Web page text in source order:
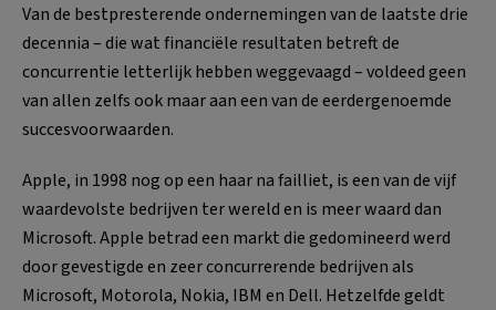
Van de bestpresterende ondernemingen van de laatste drie
decennia – die wat financiële resultaten betreft de
concurrentie letterlijk hebben weggevaagd – voldeed geen
van allen zelfs ook maar aan een van de eerdergenoemde
succesvoorwaarden.
Apple, in 1998 nog op een haar na failliet, is een van de vijf
waardevolste bedrijven ter wereld en is meer waard dan
Microsoft. Apple betrad een markt die gedomineerd werd
door gevestigde en zeer concurrerende bedrijven als
Microsoft, Motorola, Nokia, IBM en Dell. Hetzelfde geldt